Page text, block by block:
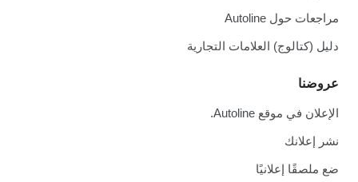
مراجعات حول Autoline
دليل (كتالوج) العلامات التجارية
عروضنا
الإعلان في موقع Autoline.
نشر إعلانك
ضع ملصقًا إعلانيًا